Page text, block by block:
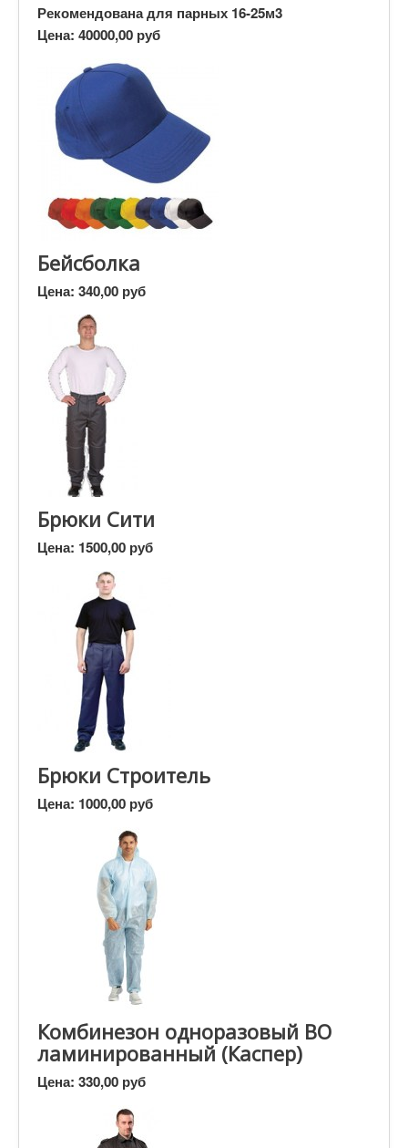
Рекомендована для парных 16-25м3
Цена: 40000,00 руб
Бейсболка
Цена: 340,00 руб
Брюки Сити
Цена: 1500,00 руб
Брюки Строитель
Цена: 1000,00 руб
Комбинезон одноразовый ВО
ламинированный (Каспер)
Цена: 330,00 руб